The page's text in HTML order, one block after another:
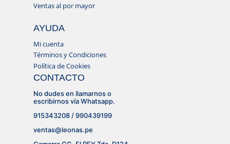
Ventas al por mayor
AYUDA
Mi cuenta
Términos y Condiciones
Política de Cookies
CONTACTO
No dudes en llamarnos o
escribirnos vía Whatsapp.
915343208 / 990439199
ventas@leonas.pe